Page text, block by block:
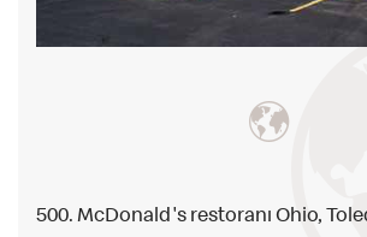
500. McDonald's restoranı Ohio,